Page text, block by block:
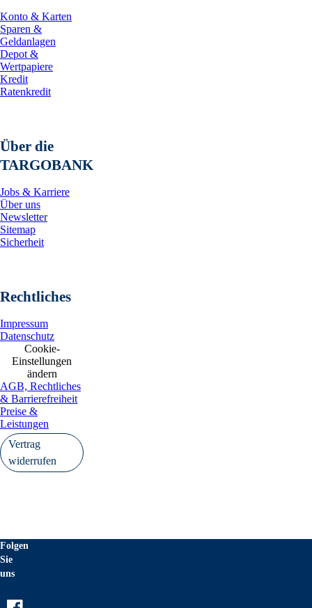
Konto & Karten
Sparen &
Geldanlagen
Depot &
Wertpapiere
Kredit
Ratenkredit
Über die
TARGOBANK
Jobs & Karriere
Über uns
Newsletter
Sitemap
Sicherheit
Rechtliches
Impressum
Datenschutz
Cookie-
Einstellungen
ändern
AGB, Rechtliches
& Barrierefreiheit
Preise &
Leistungen
Vertrag
widerrufen
Folgen
Sie
uns